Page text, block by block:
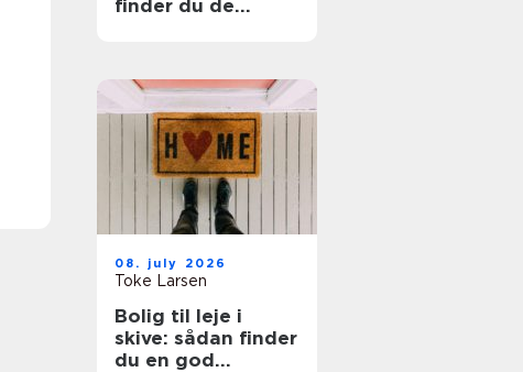
finder du de
08. july 2026
Toke Larsen
Bolig til leje i
skive: sådan finder
du en god